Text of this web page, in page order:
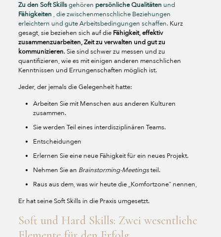
Zu den Soft Skillsgehören persönliche Qualitäten und
Fähigkeiten , die zwischenmenschliche Beziehungen
erleichtern und gute Arbeitsbedingungen schaffen.Kurz
gesagt, sie beziehen sich auf die Fähigkeit, effektiv
zusammenzuarbeiten, Zeit zu verwalten und gut zu
kommunizieren. Sie sind schwer zu messen und zu
quantifizieren, wie es mit einigen anderen menschlichen
Kenntnissen und Errungenschaften möglich ist.
Jeder, der jemals die Gelegenheit hatte:
Arbeiten Sie mit Menschen aus anderen Kulturen
zusammen.
Sie werden Teil eines interdisziplinären Teams.
Entscheidungen
Erlernen Sie eine neue Fähigkeit für ein neues Projekt.
Nehmen Sie an Brainstorming-Meetingsteil.
Raus aus dem, was wir heute die „Komfortzone“ nennen,
Er hat seine Soft Skills in die Praxis umgesetzt.
Soft und Hard Skills: Zwei wesentliche